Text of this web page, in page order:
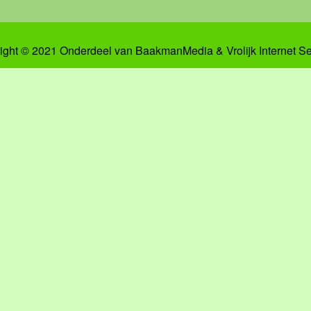
© 2021 Onderdeel van BaakmanMedia& Vrolijk Internet